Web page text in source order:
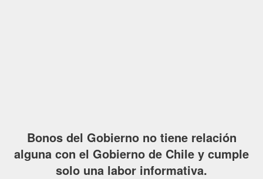
Bonos del Gobierno no tiene relación
alguna con el Gobierno de Chile y cumple
solo una labor informativa.